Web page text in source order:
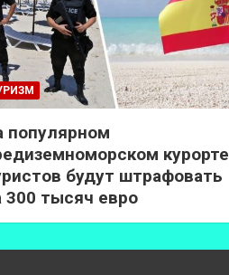
популярном
курорте
будут штрафовать
300 тысяч евро